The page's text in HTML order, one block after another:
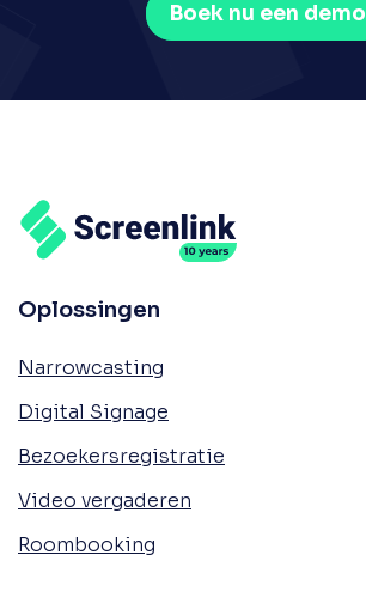
Boek nu een demo
Oplossingen
Narrowcasting
Digital Signage
Bezoekersregistratie
Video vergaderen
Roombooking